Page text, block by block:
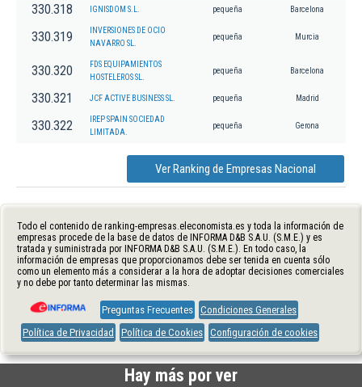
330.318 IGNISDOM S.L. pequeña Barcelona
330.319
INVERSIONES DE OCIO
NAVARRO SL.
pequeña Murcia
330.320
FDS EQUIPAMIENTOS
HOSTELEROS SL.
pequeña Barcelona
330.321 JCF ACTIVE BUSINESS SL. pequeña Madrid
330.322
IREP SPAIN SOCIEDAD
LIMITADA.
pequeña Gerona
Ver Ranking de Empresas Nacional
Todo el contenido de ranking-empresas.eleconomista.es y toda la información de
empresas procede de la base de datos de INFORMA D&B S.A.U. (S.M.E.) y es
tratada y suministrada por INFORMA D&B S.A.U. (S.M.E.). En todo caso, la
información de empresas que proporcionamos debe ser tenida en cuenta sólo
como un elemento más a considerar a la hora de adoptar decisiones comerciales
y no debe por tanto determinar las mismas.
Preguntas Frecuentes Condiciones Generales
Política de Privacidad
Política de Cookies Configuración de cookies
Hay más por ver